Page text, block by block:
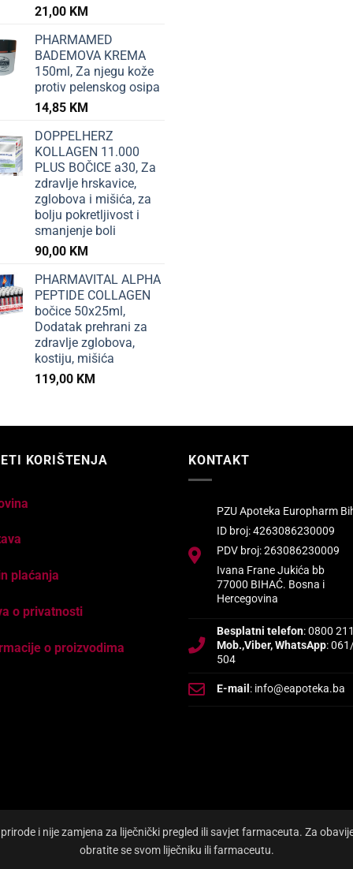
21,00 KM
PHARMAMED
BADEMOVA KREMA
150ml, Za njegu kože
protiv pelenskog osipa
14,85 KM
DOPPELHERZ
KOLLAGEN 11.000
PLUS BOČICE a30, Za
zdravlje hrskavice,
zglobova i mišića, za
bolju pokretljivost i
smanjenje boli
90,00 KM
PHARMAVITAL ALPHA
PEPTIDE COLLAGEN
bočice 50x25ml,
Dodatak prehrani za
zdravlje zglobova,
kostiju, mišića
119,00 KM
KORIŠTENJA
plaćanja
o privatnosti
o proizvodima
KONTAKT
PZU Apoteka Europharm
ID broj: 4263086230009
PDV broj: 263086230009
Ivana Frane Jukića bb
77000 BIHAĆ. Bosna i
Hercegovina
Besplatni telefon: 0800
Mob.,Viber, WhatsApp:
504
E-mail : info@eapoteka.ba
i nije zamjena za liječnički pregled ili savjet farmaceuta. Za
obratite se svom liječniku ili farmaceutu.